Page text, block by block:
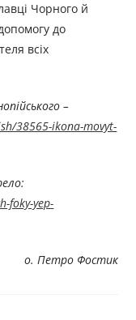
Чорного й
до
всіх
–
38565-ikona-movyt-
foky-yep-
о. Петро Фостик